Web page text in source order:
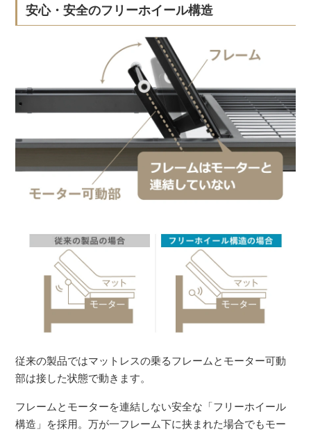
安心・安全のフリーホイール構造
従来の製品ではマットレスの乗るフレームとモーター可動
部は接した状態で動きます。
フレームとモーターを連結しない安全な「フリーホイール
構造」を採用。万が一フレーム下に挟まれた場合でもモー